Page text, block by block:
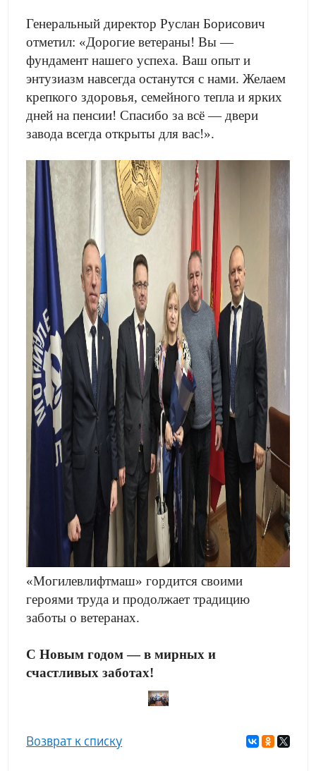
Генеральный директор Руслан Борисович
отметил: «Дорогие ветераны! Вы —
фундамент нашего успеха. Ваш опыт и
энтузиазм навсегда останутся с нами. Желаем
крепкого здоровья, семейного тепла и ярких
дней на пенсии! Спасибо за всё — двери
завода всегда открыты для вас!».
«Могилевлифтмаш» гордится своими
героями труда и продолжает традицию
заботы о ветеранах.
С Новым годом — в мирных и
счастливых заботах!
Возврат к списку